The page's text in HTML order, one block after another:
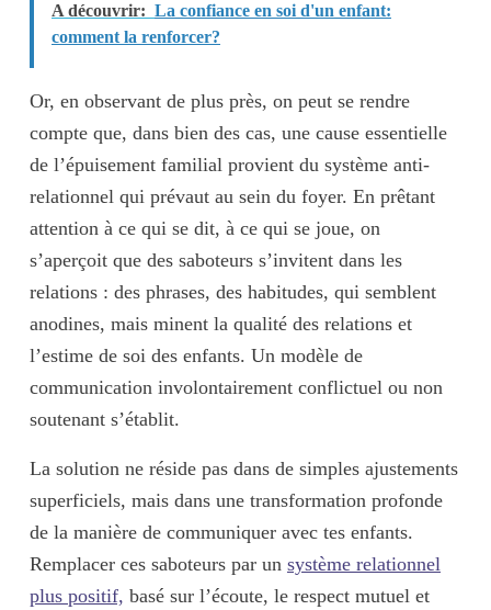
A découvrir: La confiance en soi d'un enfant:
comment la renforcer?
Or, en observant de plus près, on peut se rendre
compte que, dans bien des cas, une cause essentielle
de l’épuisement familial provient du système anti-
relationnel qui prévaut au sein du foyer. En prêtant
attention à ce qui se dit, à ce qui se joue, on
s’aperçoit que des saboteurs s’invitent dans les
relations : des phrases, des habitudes, qui semblent
anodines, mais minent la qualité des relations et
l’estime de soi des enfants. Un modèle de
communication involontairement conflictuel ou non
soutenant s’établit.
La solution ne réside pas dans de simples ajustements
superficiels, mais dans une transformation profonde
de la manière de communiquer avec tes enfants.
Remplacer ces saboteurs par un système relationnel
plus positif, basé sur l’écoute, le respect mutuel et